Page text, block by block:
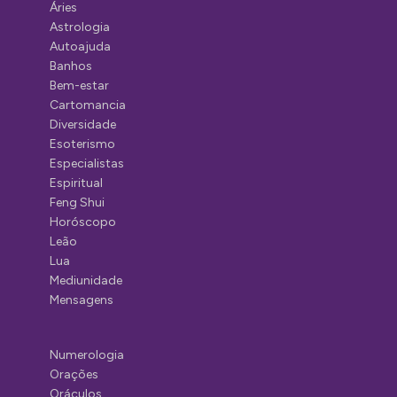
Áries
Astrologia
Autoajuda
Banhos
Bem-estar
Cartomancia
Diversidade
Esoterismo
Especialistas
Espiritual
Feng Shui
Horóscopo
Leão
Lua
Mediunidade
Mensagens
Numerologia
Orações
Oráculos